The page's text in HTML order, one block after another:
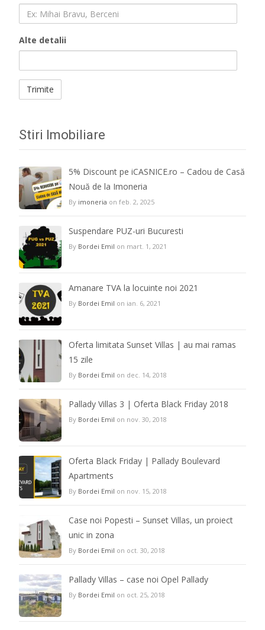
Alte detalii
Stiri Imobiliare
5% Discount pe iCASNICE.ro – Cadou de Casă
Nouă de la Imoneria
By imoneria on feb. 2, 2025
Suspendare PUZ-uri Bucuresti
By Bordei Emil on mart. 1, 2021
Amanare TVA la locuinte noi 2021
By Bordei Emil on ian. 6, 2021
Oferta limitata Sunset Villas | au mai ramas
15 zile
By Bordei Emil on dec. 14, 2018
Pallady Villas 3 | Oferta Black Friday 2018
By Bordei Emil on nov. 30, 2018
Oferta Black Friday | Pallady Boulevard
Apartments
By Bordei Emil on nov. 15, 2018
Case noi Popesti – Sunset Villas, un proiect
unic in zona
By Bordei Emil on oct. 30, 2018
Pallady Villas – case noi Opel Pallady
By Bordei Emil on oct. 25, 2018